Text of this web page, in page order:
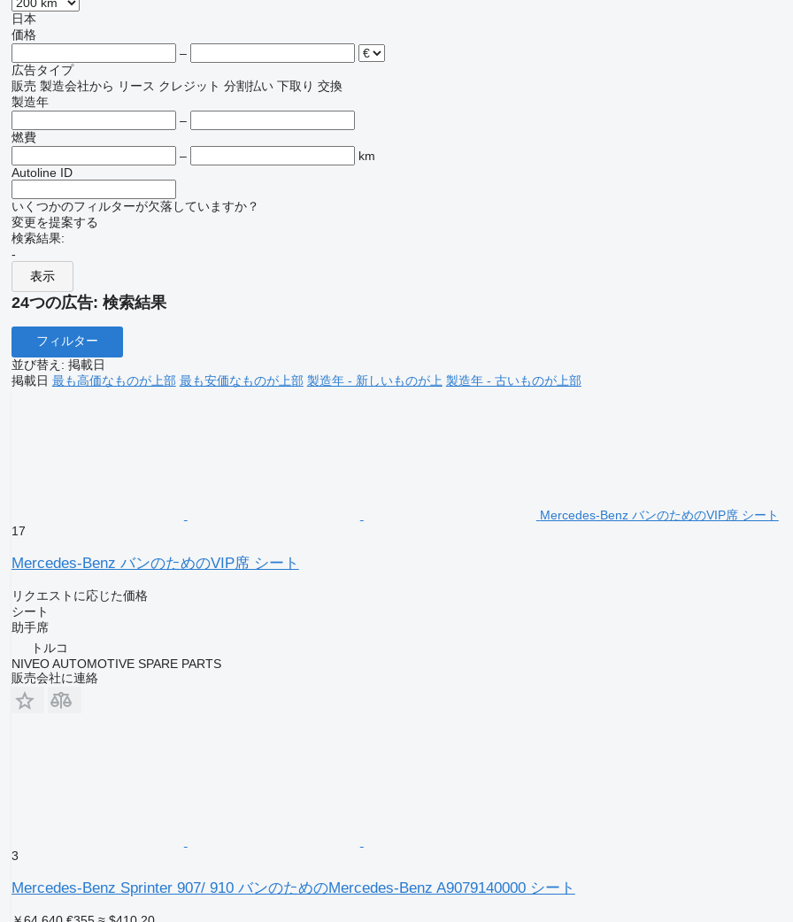
日本
価格
–
広告タイプ
販売 製造会社から リース クレジット 分割払い 下取り 交換
製造年
–
燃費
–
km
Autoline ID
いくつかのフィルターが欠落していますか？
変更を提案する
検索結果:
-
表示
24つの広告: 検索結果
フィルター
並び替え : 掲載日
掲載日 最も高価なものが上部 最も安価なものが上部 製造年 - 新しいものが上 製造年 - 古いものが上部
Mercedes-Benz バンのためのVIP席 シート
17
Mercedes-Benz バンのためのVIP席 シート
リクエストに応じた価格
シート
助手席
トルコ
NIVEO AUTOMOTIVE SPARE PARTS
販売会社に連絡
3
Mercedes-Benz Sprinter 907/ 910 バンのためのMercedes-Benz A9079140000 シート